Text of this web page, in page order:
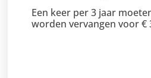
Een keer per 3 jaar
worden vervangen voor €